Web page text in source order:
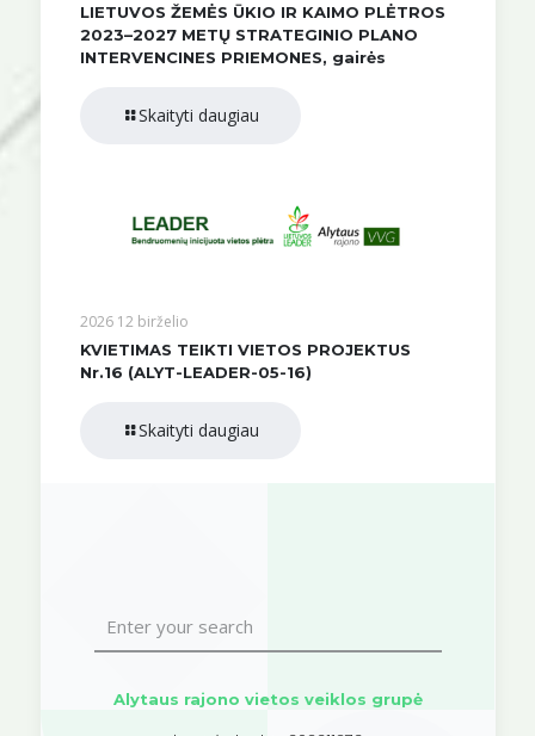
LIETUVOS ŽEMĖS ŪKIO IR KAIMO PLĖTROS
2023–2027 METŲ STRATEGINIO PLANO
INTERVENCINES PRIEMONES, gairės
Skaityti daugiau
2026 12 birželio
KVIETIMAS TEIKTI VIETOS PROJEKTUS
Nr.16 (ALYT-LEADER-05-16)
Skaityti daugiau
Alytaus rajono vietos veiklos grupė